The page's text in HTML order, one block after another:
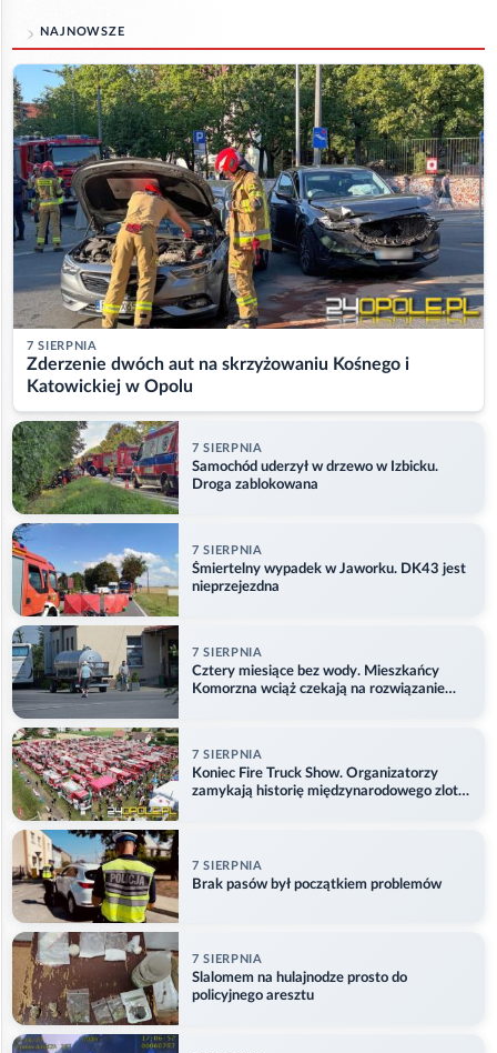
NAJNOWSZE
7 SIERPNIA
Zderzenie dwóch aut na skrzyżowaniu Kośnego i
Katowickiej w Opolu
7 SIERPNIA
Samochód uderzył w drzewo w Izbicku.
Droga zablokowana
7 SIERPNIA
Śmiertelny wypadek w Jaworku. DK43 jest
nieprzejezdna
7 SIERPNIA
Cztery miesiące bez wody. Mieszkańcy
Komorzna wciąż czekają na rozwiązanie
7 SIERPNIA
Koniec Fire Truck Show. Organizatorzy
zamykają historię międzynarodowego zlotu
7 SIERPNIA
Brak pasów był początkiem problemów
7 SIERPNIA
Slalomem na hulajnodze prosto do
policyjnego aresztu